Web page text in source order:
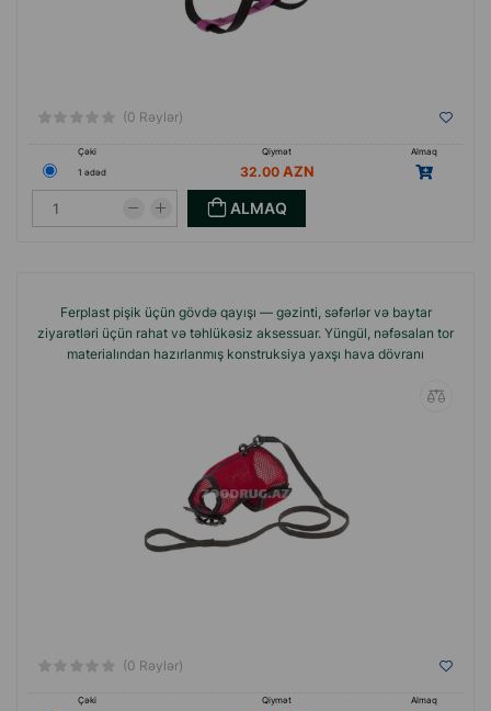
(0 Rəylər)
Çəki Qiymət
Almaq
1 ədəd
32.00
ALMAQ
Ferplast pişik üçün gövdə qayışı — gəzinti, səfərlər və baytar
ziyarətləri üçün rahat və təhlükəsiz aksessuar. Yüngül, nəfəsalan tor
materialından hazırlanmış konstruksiya yaxşı hava dövranı
(0 Rəylər)
Çəki Qiymət
Almaq